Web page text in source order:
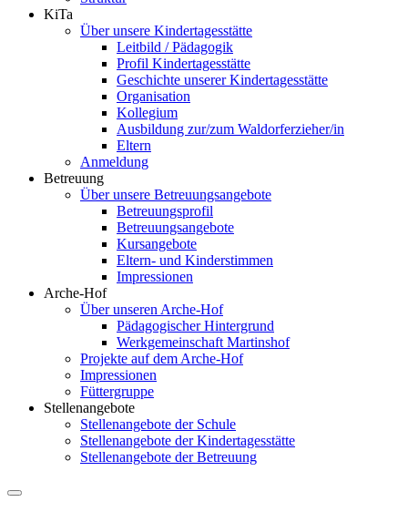
KiTa
Über unsere Kindertagesstätte
Leitbild / Pädagogik
Profil Kindertagesstätte
Geschichte unserer Kindertagesstätte
Organisation
Kollegium
Ausbildung zur/zum Waldorferzieher/in
Eltern
Anmeldung
Betreuung
Über unsere Betreuungsangebote
Betreuungsprofil
Betreuungsangebote
Kursangebote
Eltern- und Kinderstimmen
Impressionen
Arche-Hof
Über unseren Arche-Hof
Pädagogischer Hintergrund
Werkgemeinschaft Martinshof
Projekte auf dem Arche-Hof
Impressionen
Füttergruppe
Stellenangebote
Stellenangebote der Schule
Stellenangebote der Kindertagesstätte
Stellenangebote der Betreuung